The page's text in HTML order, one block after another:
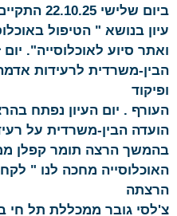
ביום
עיון בנושא " הטיפול
ואתר סיוע לאוכלוסייה".
הבין-משרדית לרעידות
ופיקוד
העורף . יום העיון נפתח
הועדה הבין-משרדית על
בהמשך הרצה תומר קפלן
האוכלוסייה מחכה לנו "
הרצתה
צ'לסי גובר ממכללת תל חי